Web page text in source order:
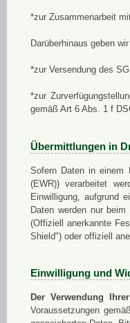
*zur Zusammenarbeit
Darüberhinaus geben
*zur Versendung des
*zur
gemäß Art 6 Abs. 1 f
Übermittlungen in
Sofern Daten in einem
(EWR)) verarbeitet
Einwilligung, aufgrund
Daten werden nur
(Offiziell anerkannte
Shield") oder offiziell
Einwilligung und
Der Verwendung
Voraussetzungen